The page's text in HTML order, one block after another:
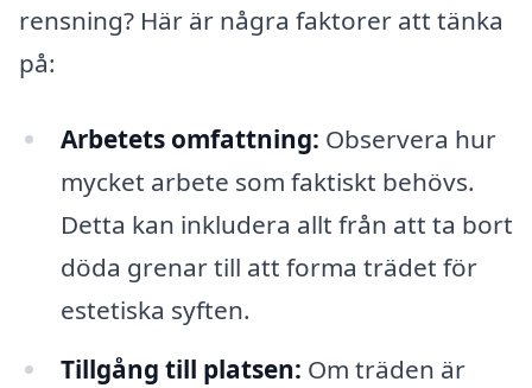
rensning? Här är några faktorer att tänka
på:
Arbetets omfattning: Observera hur
mycket arbete som faktiskt behövs.
Detta kan inkludera allt från att ta bort
döda grenar till att forma trädet för
estetiska syften.
Tillgång till platsen: Om träden är